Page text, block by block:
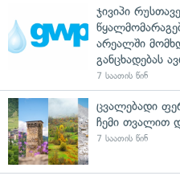
ჯივიპი
არეალში
განცხადებას
7 საათის წინ
ცვალებადი
ჩემი თვალით
7 საათის წინ